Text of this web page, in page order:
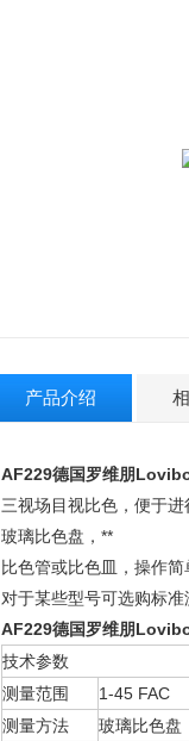
产品介绍
AF229德国罗维朋
三视场目视比色，便于
玻璃比色盘，**
比色管或比色皿，操作简
对于某些型号可选购标
AF229德国罗维朋
技术参数
测量范围
1-45 FAC
测量方法
玻璃比色盘